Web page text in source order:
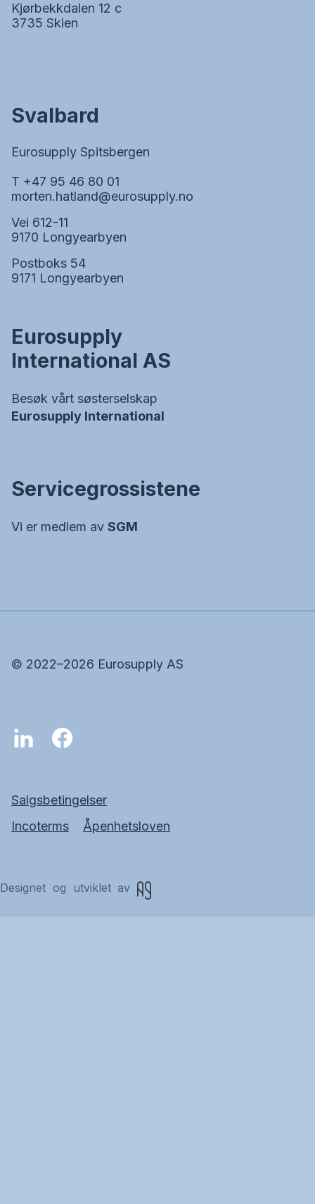
Kjørbekkdalen 12 c
3735 Skien
Svalbard
Eurosupply Spitsbergen
T +47 95 46 80 01
morten.hatland@eurosupply.no
Vei 612-11
9170 Longyearbyen
Postboks 54
9171 Longyearbyen
Eurosupply
International AS
Besøk vårt søsterselskap
Eurosupply International
Servicegrossistene
Vi er medlem av SGM
© 2022–2026 Eurosupply AS
Salgsbetingelser
Incoterms
Åpenhetsloven
Designet og utviklet av